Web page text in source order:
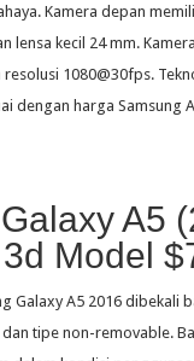
Kamera depan
lensa kecil 24 mm.
1080@30fps.
dengan harga Samsung
A5
Model
Galaxy A5 2016 dibekali
tipe non-removable.